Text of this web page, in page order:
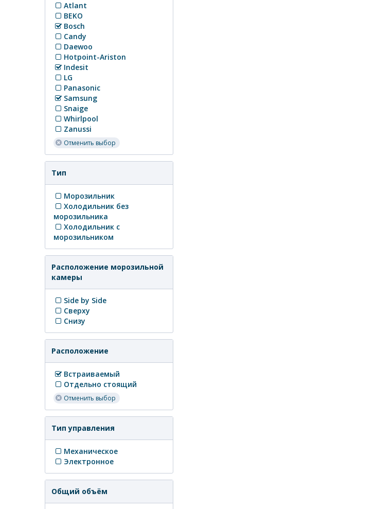
Atlant
BEKO
Bosch
Candy
Daewoo
Hotpoint-Ariston
Indesit
LG
Panasonic
Samsung
Snaige
Whirlpool
Zanussi
Отменить выбор
Тип
Морозильник
Холодильник без
морозильника
Холодильник с
морозильником
Расположение морозильной
камеры
Side by Side
Сверху
Снизу
Расположение
Встраиваемый
Отдельно стоящий
Отменить выбор
Тип управления
Механическое
Электронное
Общий объём